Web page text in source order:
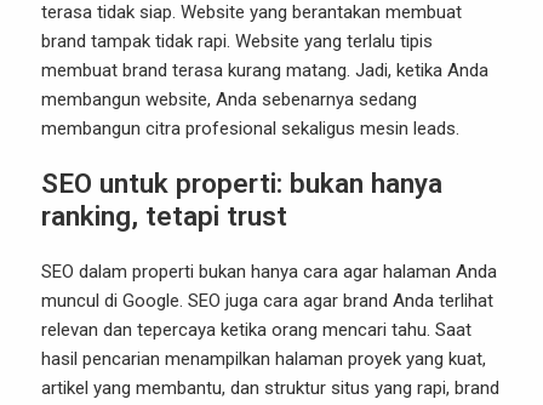
terasa tidak siap. Website yang berantakan membuat
brand tampak tidak rapi. Website yang terlalu tipis
membuat brand terasa kurang matang. Jadi, ketika Anda
membangun website, Anda sebenarnya sedang
membangun citra profesional sekaligus mesin leads.
SEO untuk properti: bukan hanya
ranking, tetapi trust
SEO dalam properti bukan hanya cara agar halaman Anda
muncul di Google. SEO juga cara agar brand Anda terlihat
relevan dan tepercaya ketika orang mencari tahu. Saat
hasil pencarian menampilkan halaman proyek yang kuat,
artikel yang membantu, dan struktur situs yang rapi, brand